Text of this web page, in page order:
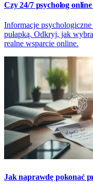
Czy 24/7 psycholog
Informacje
pułapką. Odkryj, jak
realne wsparcie online.
Jak naprawdę pokonać